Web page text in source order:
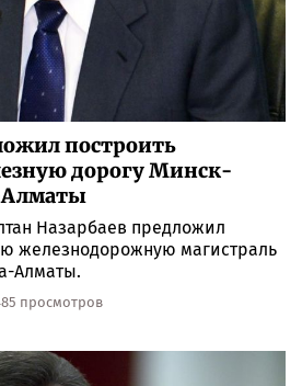
построить
дорогу Минск-
Назарбаев предложил
железнодорожную магистраль
Алматы.
просмотров